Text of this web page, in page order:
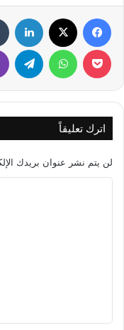
اترك تعليقاً
لن يتم نشر عنوان بريدك